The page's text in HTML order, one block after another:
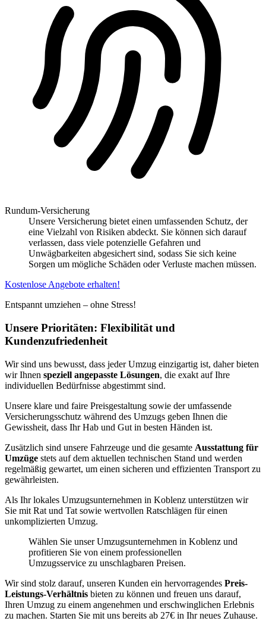
Rundum-Versicherung
Unsere Versicherung bietet einen umfassenden Schutz, der
eine Vielzahl von Risiken abdeckt. Sie können sich darauf
verlassen, dass viele potenzielle Gefahren und
Unwägbarkeiten abgesichert sind, sodass Sie sich keine
Sorgen um mögliche Schäden oder Verluste machen müssen.
Kostenlose Angebote erhalten!
Entspannt umziehen – ohne Stress!
Unsere Prioritäten: Flexibilität und
Kundenzufriedenheit
Wir sind uns bewusst, dass jeder Umzug einzigartig ist, daher bieten
wir Ihnen speziell angepasste Lösungen, die exakt auf Ihre
individuellen Bedürfnisse abgestimmt sind.
Unsere klare und faire Preisgestaltung sowie der umfassende
Versicherungsschutz während des Umzugs geben Ihnen die
Gewissheit, dass Ihr Hab und Gut in besten Händen ist.
Zusätzlich sind unsere Fahrzeuge und die gesamte Ausstattung für
Umzüge stets auf dem aktuellen technischen Stand und werden
regelmäßig gewartet, um einen sicheren und effizienten Transport zu
gewährleisten.
Als Ihr lokales Umzugsunternehmen in Koblenz unterstützen wir
Sie mit Rat und Tat sowie wertvollen Ratschlägen für einen
unkomplizierten Umzug.
Wählen Sie unser Umzugsunternehmen in Koblenz und
profitieren Sie von einem professionellen
Umzugsservice zu unschlagbaren Preisen.
Wir sind stolz darauf, unseren Kunden ein hervorragendes Preis-
Leistungs-Verhältnis bieten zu können und freuen uns darauf,
Ihren Umzug zu einem angenehmen und erschwinglichen Erlebnis
zu machen. Starten Sie mit uns bereits ab 27€ in Ihr neues Zuhause.